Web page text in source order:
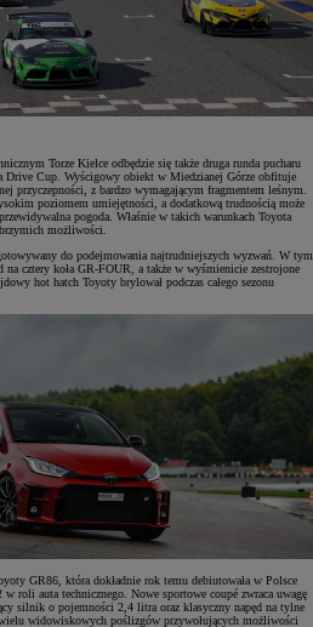
Torze Kielce odbędzie się także druga runda pucharu
Drive Cup. Wyścigowy obiekt w Miedzianej Górze obfituje
przyczepności, z bardzo wymagającym fragmentem leśnym.
poziomem umiejętności, a dodatkową trudnością może
pogoda. Właśnie w takich warunkach Toyota
możliwości.
do podejmowania najtrudniejszych wyzwań. W tym
na cztery koła GR-FOUR, a także w wyśmienicie zestrojone
hot hatch Toyoty brylował podczas całego sezonu
GR86, która dokładnie rok temu debiutowała w Polsce
roli auta technicznego. Nowe sportowe coupé zwraca uwagę
silnik o pojemności 2,4 litra oraz klasyczny napęd na tylne
widowiskowych poślizgów przywołujących możliwości